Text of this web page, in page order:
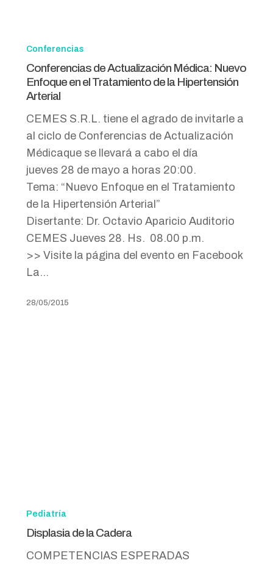
Actualización
Médica:
Nuevo
Enfoque
Tratamiento
Hipertensión
Arterial
Conferencias
Conferencias de Actualización Médica: Nuevo
Enfoque en el Tratamiento de la Hipertensión
Arterial
CEMES S.R.L. tiene el agrado de invitarle a
al ciclo de Conferencias de Actualización
Médicaque se llevará a cabo el día
jueves 28 de mayo a horas 20:00.
Tema: “Nuevo Enfoque en el Tratamiento
de la Hipertensión Arterial”
Disertante: Dr. Octavio Aparicio Auditorio
CEMES Jueves 28. Hs. 08.00 p.m.
>> Visite la página del evento en Facebook
La…
28/05/2015
Pediatría
Displasia de la Cadera
COMPETENCIAS ESPERADAS